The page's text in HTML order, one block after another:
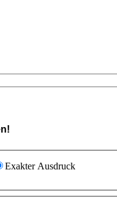
Exakter Ausdruck